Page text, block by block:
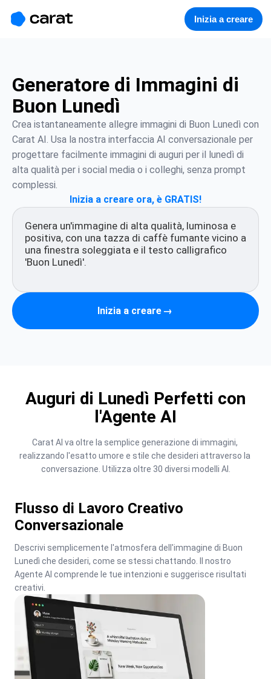
Inizia a creare
Generatore di Immagini di
Buon Lunedì
Crea istantaneamente allegre immagini di Buon Lunedì con
Carat AI. Usa la nostra interfaccia AI conversazionale per
progettare facilmente immagini di auguri per il lunedì di
alta qualità per i social media o i colleghi, senza prompt
complessi.
Inizia a creare ora, è GRATIS!
Inizia a creare →
Auguri di Lunedì Perfetti con
l'Agente AI
Carat AI va oltre la semplice generazione di immagini,
realizzando l'esatto umore e stile che desideri attraverso la
conversazione. Utilizza oltre 30 diversi modelli AI.
Flusso di Lavoro Creativo
Conversazionale
Descrivi semplicemente l'atmosfera dell'immagine di Buon
Lunedì che desideri, come se stessi chattando. Il nostro
Agente AI comprende le tue intenzioni e suggerisce risultati
creativi.